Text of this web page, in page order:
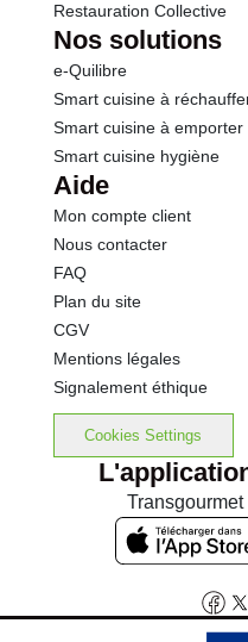
Restauration Collective
Nos solutions
e-Quilibre
Smart cuisine à
Smart cuisine à emporter
Smart cuisine hygiène
Aide
Mon compte client
Nous contacter
FAQ
Plan du site
CGV
Mentions légales
Signalement éthique
Cookies Settings